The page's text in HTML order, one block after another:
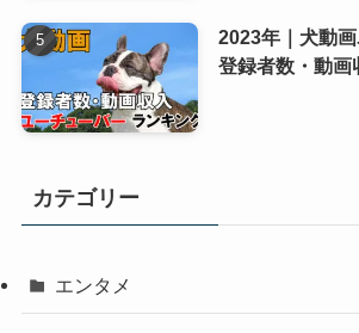
2023年｜犬動画
登録者数・動画
カテゴリー
エンタメ